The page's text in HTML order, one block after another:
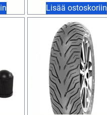
Lisää ostoskoriin